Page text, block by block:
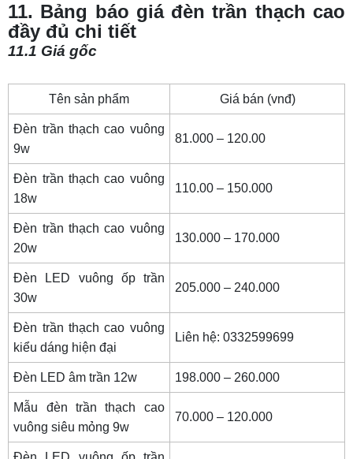
11. Bảng báo giá đèn trần thạch cao
đầy đủ chi tiết
11.1 Giá gốc
Tên sản phẩm Giá bán (vnđ)
Đèn trần thạch cao vuông
9w
81.000 – 120.00
Đèn trần thạch cao vuông
18w
110.00 – 150.000
Đèn trần thạch cao vuông
20w
130.000 – 170.000
Đèn LED vuông ốp trần
30w
205.000 – 240.000
Đèn trần thạch cao vuông
kiểu dáng hiện đại
Liên hệ:0332599699
Đèn LED âm trần 12w 198.000 – 260.000
Mẫu đèn trần thạch cao
vuông siêu mỏng 9w
70.000 – 120.000